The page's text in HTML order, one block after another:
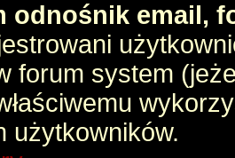
odnośnik email,
forum system
użytkowników.